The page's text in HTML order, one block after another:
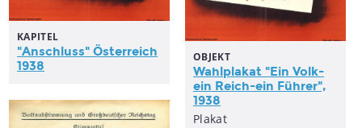
KAPITEL
"Anschluss" Österreich
1938
OBJEKT
Wahlplakat "Ein Volk-
ein Reich-ein Führer",
1938
Plakat